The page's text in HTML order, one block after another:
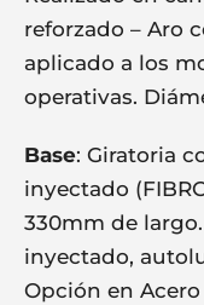
reforzado – Aro
aplicado a los
operativas.
Base: Giratoria
inyectado
330mm de
inyectado,
Opción en